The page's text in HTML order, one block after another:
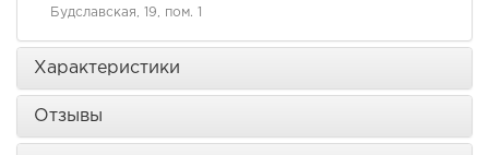
Будславская, 19, пом. 1
Характеристики
Отзывы